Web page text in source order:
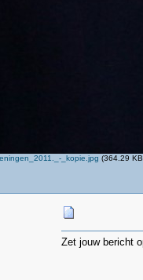
_kopie.jpg (364.29
Zet jouw bericht